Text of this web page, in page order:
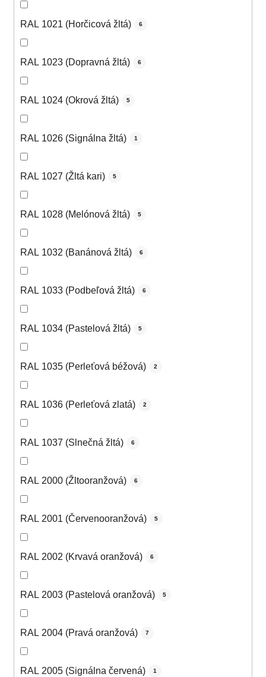
RAL 1021 (Horčicová žltá) 6
RAL 1023 (Dopravná žltá) 6
RAL 1024 (Okrová žltá) 5
RAL 1026 (Signálna žltá) 1
RAL 1027 (Žltá kari) 5
RAL 1028 (Melónová žltá) 5
RAL 1032 (Banánová žltá) 6
RAL 1033 (Podbeľová žltá) 6
RAL 1034 (Pastelová žltá) 5
RAL 1035 (Perleťová béžová) 2
RAL 1036 (Perleťová zlatá) 2
RAL 1037 (Slnečná žltá) 6
RAL 2000 (Žltooranžová) 6
RAL 2001 (Červenooranžová) 5
RAL 2002 (Krvavá oranžová) 6
RAL 2003 (Pastelová oranžová) 5
RAL 2004 (Pravá oranžová) 7
RAL 2005 (Signálna červená) 1